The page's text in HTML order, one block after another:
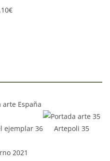
€
ejemplar 36 Artepoli 35